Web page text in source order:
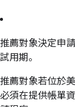
推薦對象決定申
試用期。
推薦對象若位於
必須在提供帳單